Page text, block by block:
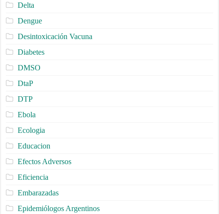
Delta
Dengue
Desintoxicación Vacuna
Diabetes
DMSO
DtaP
DTP
Ebola
Ecologia
Educacion
Efectos Adversos
Eficiencia
Embarazadas
Epidemiólogos Argentinos